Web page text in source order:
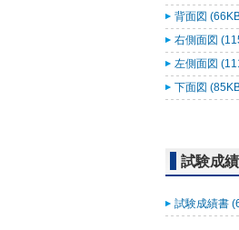
背面図
右側面図
左側面図
下面図
試験成
試験成績書